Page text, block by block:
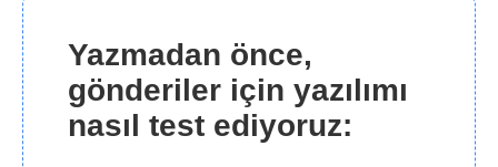
Yazmadan önce,
gönderiler için yazılımı
nasıl test ediyoruz: